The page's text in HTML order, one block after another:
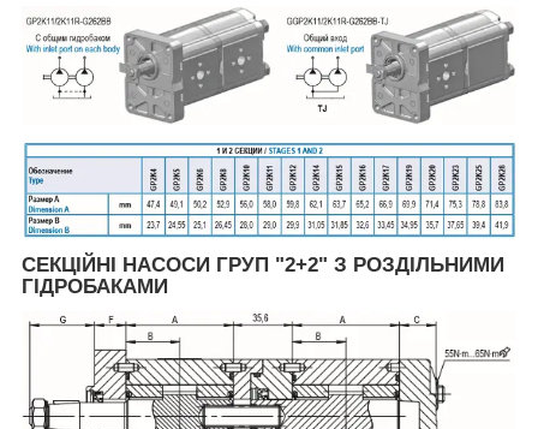
СЕКЦІЙНІ НАСОСИ ГРУП "2+2" З РОЗДІЛЬНИМИ
ГІДРОБАКАМИ